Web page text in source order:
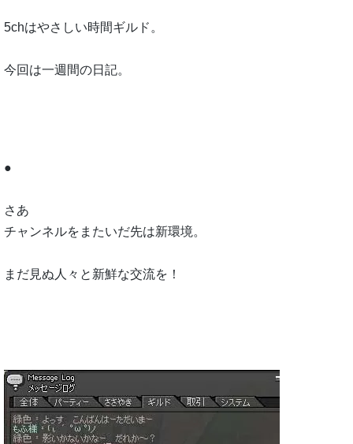
5chはやさしい時間ギルド。
今回は一週間の日記。
●
さあ
チャンネルをまたいだ先は新環境。
まだ見ぬ人々と新鮮な交流を！